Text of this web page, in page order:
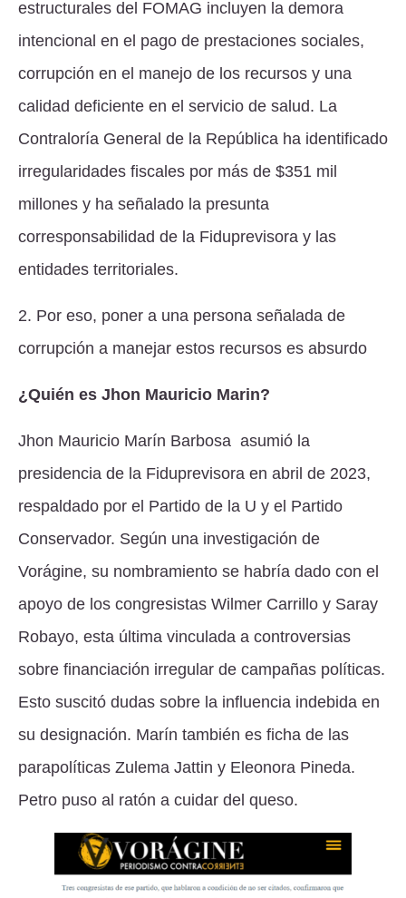
estructurales del FOMAG incluyen la demora
intencional en el pago de prestaciones sociales,
corrupción en el manejo de los recursos y una
calidad deficiente en el servicio de salud. La
Contraloría General de la República ha identificado
irregularidades fiscales por más de $351 mil
millones y ha señalado la presunta
corresponsabilidad de la Fiduprevisora y las
entidades territoriales.
2. Por eso, poner a una persona señalada de
corrupción a manejar estos recursos es absurdo
¿Quién es Jhon Mauricio Marin?
Jhon Mauricio Marín Barbosa asumió la
presidencia de la Fiduprevisora en abril de 2023,
respaldado por el Partido de la U y el Partido
Conservador. Según una investigación de
Vorágine, su nombramiento se habría dado con el
apoyo de los congresistas Wilmer Carrillo y Saray
Robayo, esta última vinculada a controversias
sobre financiación irregular de campañas políticas.
Esto suscitó dudas sobre la influencia indebida en
su designación. Marín también es ficha de las
parapolíticas Zulema Jattin y Eleonora Pineda.
Petro puso al ratón a cuidar del queso.